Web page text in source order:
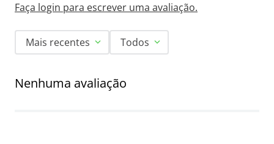
Faça login para escrever uma avaliação.
Mais recentes Todos
Nenhuma avaliação